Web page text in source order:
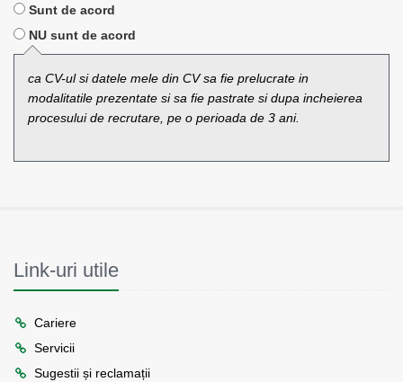
Sunt de acord
NU sunt de acord
ca CV-ul si datele mele din CV sa fie prelucrate in
modalitatile prezentate si sa fie pastrate si dupa incheierea
procesului de recrutare, pe o perioada de 3 ani.
Link-uri utile
Cariere
Servicii
Sugestii și reclamații